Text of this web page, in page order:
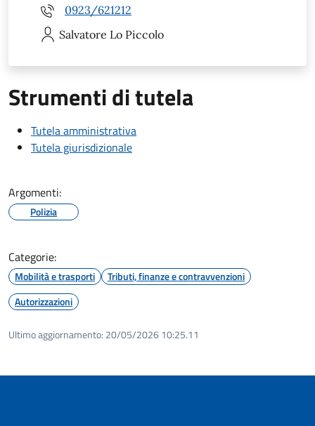
0923/621212
Salvatore Lo Piccolo
Strumenti di tutela
Tutela amministrativa
Tutela giurisdizionale
Argomenti:
Polizia
Categorie:
Mobilità e trasporti
Tributi, finanze e contravvenzioni
Autorizzazioni
Ultimo aggiornamento: 20/05/2026 10:25.11